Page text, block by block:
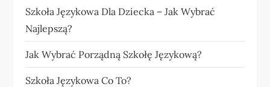
Szkoła Językowa Dla Dziecka – Jak Wybrać
Najlepszą?
Jak Wybrać Porządną Szkołę Językową?
Szkoła Językowa Co To?